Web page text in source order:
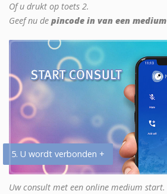
Of u drukt op toets 2.
Geef nu de pincode in van een medium
5. U wordt verbonden +
Uw consult met een online medium start.